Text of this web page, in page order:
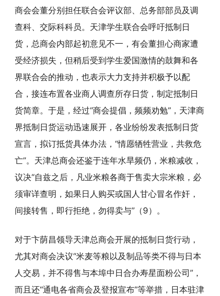
商会会董分别担任联合会评议部、总务部部员及调
查科、交际科科员。天津学生联合会呼吁抵制日
货，总商会内部起初意见不一，有会董担心商家遭
受经济损失，但稍后受到学生爱国激情的鼓舞和各
界联合会的推动，也表示大力支持并积极予以配
合，接连布置各业商人调查所存日货，制定抵制日
货简章。于是，经过“商会提倡，频频劝勉”，天津商
界抵制日货运动迅速展开，各业纷纷发表抵制日货
宣言，拟订抵货具体办法，“情愿牺牲营业，共救危
亡”。天津总商会还鉴于连年水旱频仍，米粮减收，
议决“自兹之后，凡业米粮各商于售卖大宗米粮，必
须审详查明，如果日人购买或国人甘心冒名作奸，
间接转售，即行拒绝，勿得卖与”（9）。
对于卞荫昌领导天津总商会开展的抵制日货行动，
尤其对商会决议“米麦等粮以及制品等类不得与日本
人交易，并不得售与本埠中日合办寿星面粉公司”，
而且还“通电各省商会及登报宣布”等举措，日本驻津